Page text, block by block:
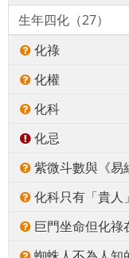
生年四化（27）
化祿
化權
化科
化忌
紫微斗數與《易
化科只有「貴人
巨門坐命但化祿